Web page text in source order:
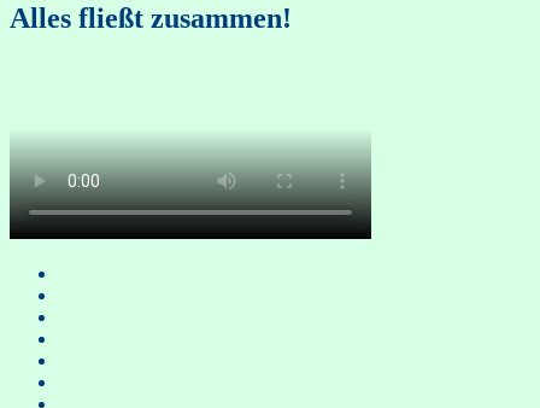
Alles fließt zusammen!